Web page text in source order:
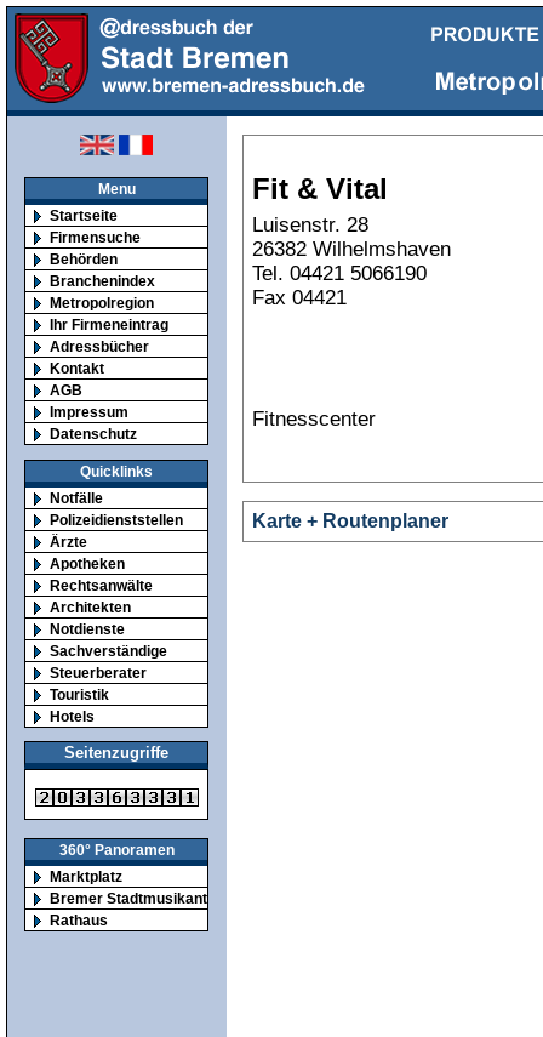
Menu
Startseite
Firmensuche
Behörden
Branchenindex
Metropolregion
Ihr Firmeneintrag
Adressbücher
Kontakt
AGB
Impressum
Datenschutz
Quicklinks
Notfälle
Polizeidienststellen
Ärzte
Apotheken
Rechtsanwälte
Architekten
Notdienste
Sachverständige
Steuerberater
Touristik
Hotels
Seitenzugriffe
360° Panoramen
Marktplatz
Bremer Stadtmusikanten
Rathaus
Fit & Vital
Luisenstr. 28
26382 Wilhelmshaven
Tel. 04421 5066190
Fax 04421
Fitnesscenter
Karte + Routenplaner